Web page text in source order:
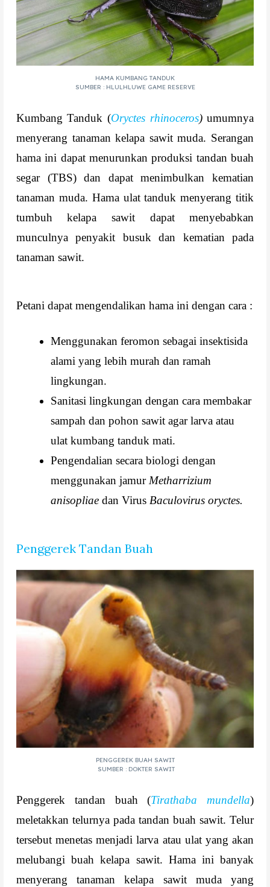
HAMA KUMBANG TANDUK
SUMBER : HLULHLUWE GAME RESERVE
Kumbang Tanduk (Oryctes rhinoceros)umumnya
menyerang tanaman kelapa sawit muda. Serangan
hama ini dapat menurunkan produksi tandan buah
segar (TBS) dan dapat menimbulkan kematian
tanaman muda. Hama ulat tanduk menyerang titik
tumbuh kelapa sawit dapat menyebabkan
munculnya penyakit busuk dan kematian pada
tanaman sawit.
Petani dapat mengendalikan hama ini dengan cara :
Menggunakan feromon sebagai insektisida
alami yang lebih murah dan ramah
lingkungan.
Sanitasi lingkungan dengan cara membakar
sampah dan pohon sawit agar larva atau
ulat kumbang tanduk mati.
Pengendalian secara biologi dengan
menggunakan jamur Metharrizium
anisopliae dan Virus Baculovirus oryctes.
Penggerek Tandan Buah
PENGGEREK BUAH SAWIT
SUMBER : DOKTER SAWIT
Penggerek tandan buah (Tirathaba mundella)
meletakkan telurnya pada tandan buah sawit. Telur
tersebut menetas menjadi larva atau ulat yang akan
melubangi buah kelapa sawit. Hama ini banyak
menyerang tanaman kelapa sawit muda yang